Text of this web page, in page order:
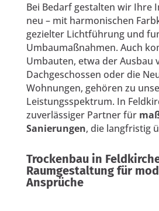
Bei Bedarf gestalten wir Ihre
neu – mit harmonischen
gezielter Lichtführung und
Umbaumaßnahmen. Auch
Umbauten, etwa der Ausbau
Dachgeschossen oder die
Wohnungen, gehören zu
Leistungsspektrum. In
zuverlässiger Partner für
Sanierungen, die langfristig
Trockenbau in
Raumgestaltung für
Ansprüche